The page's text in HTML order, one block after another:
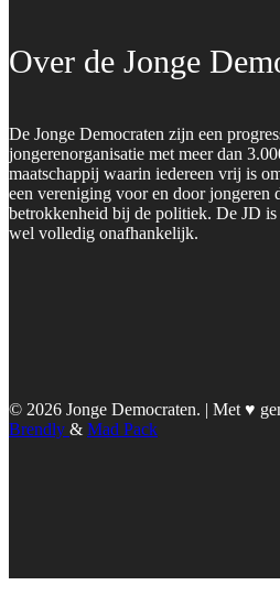
Over de Jonge
De Jonge Democraten zijn een
jongerenorganisatie met meer dan
maatschappij waarin iedereen vrij is
een vereniging voor en door jongeren
betrokkenheid bij de politiek. De JD
wel volledig onafhankelijk.
© 2026 Jonge Democraten. | Met ♥︎
Brendly & Mad Pack